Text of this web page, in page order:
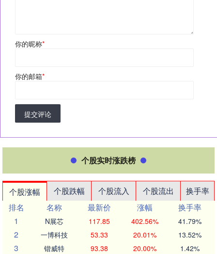
你的昵称*
你的邮箱*
提交评论
个股实时涨跌榜
个股涨幅 个股跌幅 个股流入 个股流出
换手率
排名
名称 最新价 涨幅
换手率
1
N展芯 117.85 402.56% 41.79%
2 一博科技 53.33 20.01% 13.52%
3 锴威特 93.38 20.00% 1.42%